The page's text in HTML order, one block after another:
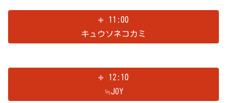
11:00
キュウソネコカミ
12:10
≒JOY